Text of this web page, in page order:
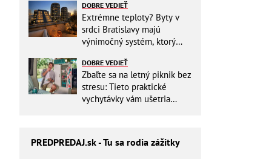
DOBRE VEDIEŤ
Extrémne teploty? Byty v
srdci Bratislavy majú
výnimočný systém, ktorý
DOBRE VEDIEŤ
Zbaľte sa na letný piknik bez
stresu: Tieto praktické
vychytávky vám ušetria
PREDPREDAJ.sk - Tu sa rodia zážitky